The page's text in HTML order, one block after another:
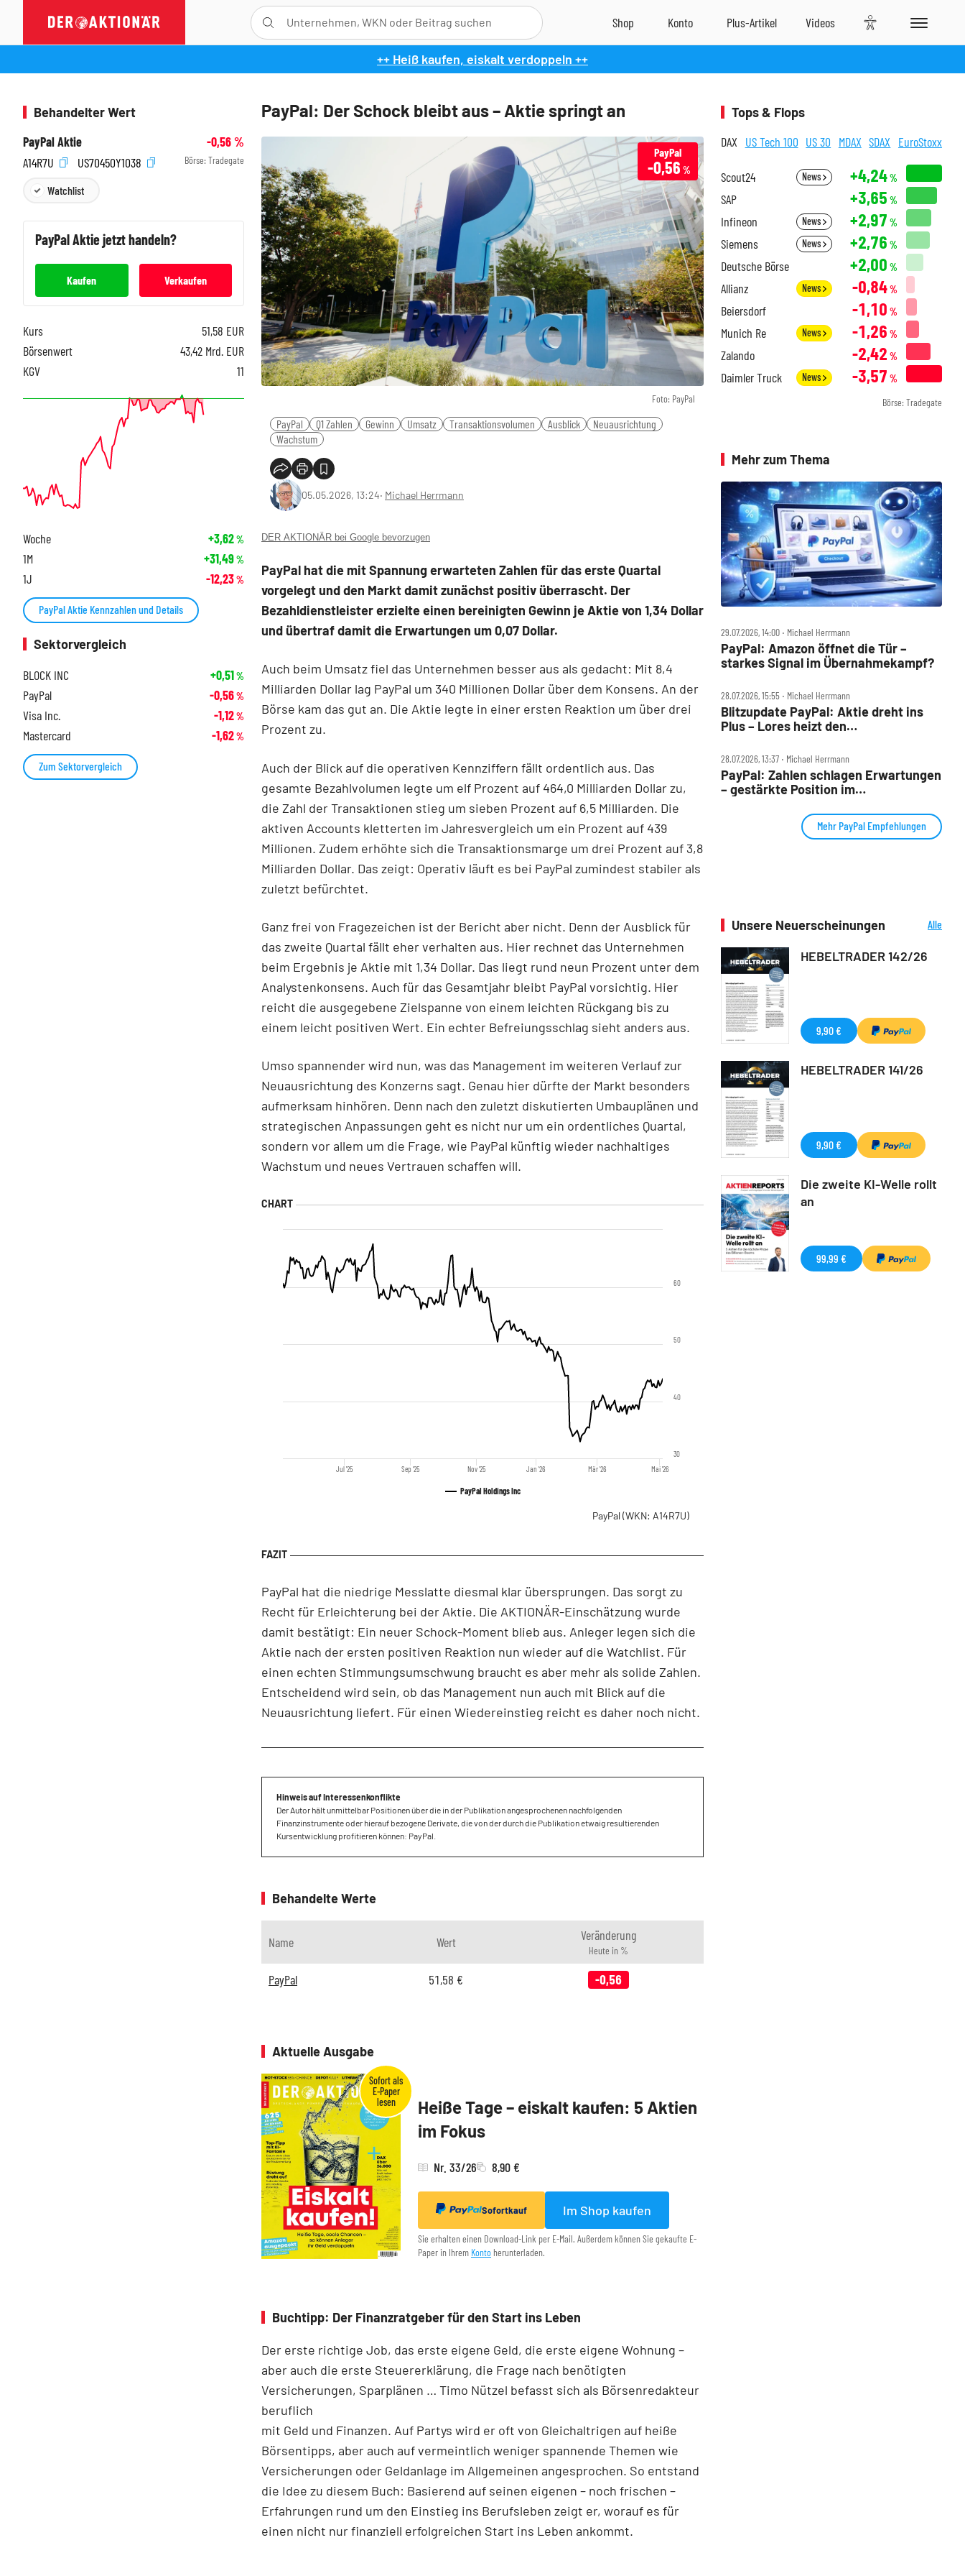
++ Heiß kaufen, eiskalt verdoppeln ++
PayPal: Der Schock bleibt aus – Aktie springt an
Foto: PayPal
PayPal
-0,56 %
PayPal Q1 Zahlen Gewinn Umsatz Transaktionsvolumen Ausblick
Neuausrichtung
Wachstum
05.05.2026, 13:24‧ Michael Herrmann
DER AKTIONÄR bei Google bevorzugen
PayPal hat die mit Spannung erwarteten Zahlen für das erste Quartal
vorgelegt und den Markt damit zunächst positiv überrascht. Der
Bezahldienstleister erzielte einen bereinigten Gewinn je Aktie von 1,34 Dollar
und übertraf damit die Erwartungen um 0,07 Dollar.
Auch beim Umsatz fiel das Unternehmen besser aus als gedacht: Mit 8,4
Milliarden Dollar lag PayPal um 340 Millionen Dollar über dem Konsens. An der
Börse kam das gut an. Die Aktie legte in einer ersten Reaktion um über drei
Prozent zu.
Auch der Blick auf die operativen Kennziffern fällt ordentlich aus. Das
gesamte Bezahlvolumen legte um elf Prozent auf 464,0 Milliarden Dollar zu,
die Zahl der Transaktionen stieg um sieben Prozent auf 6,5 Milliarden. Die
aktiven Accounts kletterten im Jahresvergleich um ein Prozent auf 439
Millionen. Zudem erhöhte sich die Transaktionsmarge um drei Prozent auf 3,8
Milliarden Dollar. Das zeigt: Operativ läuft es bei PayPal zumindest stabiler als
zuletzt befürchtet.
Ganz frei von Fragezeichen ist der Bericht aber nicht. Denn der Ausblick für
das zweite Quartal fällt eher verhalten aus. Hier rechnet das Unternehmen
beim Ergebnis je Aktie mit 1,34 Dollar. Das liegt rund neun Prozent unter dem
Analystenkonsens. Auch für das Gesamtjahr bleibt PayPal vorsichtig. Hier
reicht die ausgegebene Zielspanne von einem leichten Rückgang bis zu
einem leicht positiven Wert. Ein echter Befreiungsschlag sieht anders aus.
Umso spannender wird nun, was das Management im weiteren Verlauf zur
Neuausrichtung des Konzerns sagt. Genau hier dürfte der Markt besonders
aufmerksam hinhören. Denn nach den zuletzt diskutierten Umbauplänen und
strategischen Anpassungen geht es nicht nur um ein ordentliches Quartal,
sondern vor allem um die Frage, wie PayPal künftig wieder nachhaltiges
Wachstum und neues Vertrauen schaffen will.
PayPal Holdings Inc
Jul '25 Sep '25 Nov '25 Jan '26 Mär '26 Mai '26
30
40
50
60
PayPal(WKN: A14R7U)
PayPal hat die niedrige Messlatte diesmal klar übersprungen. Das sorgt zu
Recht für Erleichterung bei der Aktie. Die AKTIONÄR-Einschätzung wurde
damit bestätigt: Ein neuer Schock-Moment blieb aus. Anleger legen sich die
Aktie nach der ersten positiven Reaktion nun wieder auf die Watchlist. Für
einen echten Stimmungsumschwung braucht es aber mehr als solide Zahlen.
Entscheidend wird sein, ob das Management nun auch mit Blick auf die
Neuausrichtung liefert. Für einen Wiedereinstieg reicht es daher noch nicht.
Hinweis auf Interessenkonflikte
Der Autor hält unmittelbar Positionen über die in der Publikation angesprochenen nachfolgenden
Finanzinstrumente oder hierauf bezogene Derivate, die von der durch die Publikation etwaig resultierenden
Kursentwicklung profitieren können: PayPal.
Behandelte Werte
Name Wert Veränderung
Heute in %
PayPal 51,58 € -0,56
Aktuelle Ausgabe
Heiße Tage – eiskalt kaufen: 5 Aktien
im Fokus
Nr. 33/26 8,90 €
Sofortkauf Im Shop kaufen
Sie erhalten einen Download-Link per E-Mail. Außerdem können Sie gekaufte E-
Paper in Ihrem Konto herunterladen.
Buchtipp: Der Finanzratgeber für den Start ins Leben
Der erste richtige Job, das erste eigene Geld, die erste eigene Wohnung –
aber auch die erste Steuererklärung, die Frage nach benötigten
Versicherungen, Sparplänen … Timo Nützel befasst sich als Börsenredakteur
beruflich
mit Geld und Finanzen. Auf Partys wird er oft von Gleichaltrigen auf heiße
Börsentipps, aber auch auf vermeintlich weniger spannende Themen wie
Versicherungen oder Geldanlage im Allgemeinen angesprochen. So entstand
die Idee zu diesem Buch: Basierend auf seinen eigenen – noch frischen –
Erfahrungen rund um den Einstieg ins Berufsleben zeigt er, worauf es für
einen nicht nur finanziell erfolgreichen Start ins Leben ankommt.
Behandelter Wert
PayPal Aktie
-0,56%
A14R7U
US70450Y1038 Börse: Tradegate
Watchlist
PayPalAktie jetzt handeln?
Kaufen Verkaufen
Kurs 51,58 EUR
Börsenwert
43,42 Mrd. EUR
KGV
11
Woche +3,62%
1M +31,49%
1J -12,23%
PayPal Aktie Kennzahlen und Details
Sektorvergleich
BLOCK INC
+0,51%
PayPal -0,56%
Visa Inc. -1,12%
Mastercard -1,62%
Zum Sektorvergleich
Tops & Flops
DAX US Tech 100 US 30 MDAX SDAX EuroStoxx
Scout24 News +4,24%
SAP +3,65 %
Infineon News +2,97 %
Siemens News +2,76 %
Deutsche Börse +2,00 %
Allianz News -0,84%
Beiersdorf -1,10 %
Munich Re News -1,26 %
Zalando -2,42 %
Daimler Truck News -3,57 %
Börse: Tradegate
Mehr zum Thema
29.07.2026, 14:00 ‧ Michael Herrmann
PayPal: Amazon öffnet die Tür –
starkes Signal im Übernahmekampf?
28.07.2026, 15:55 ‧ Michael Herrmann
Blitzupdate PayPal: Aktie dreht ins
Plus – Lores heizt den
28.07.2026, 13:37 ‧ Michael Herrmann
PayPal: Zahlen schlagen Erwartungen
– gestärkte Position im
Mehr PayPal Empfehlungen
Unsere Neuerscheinungen
Alle
HEBELTRADER 142/26
9,90 €
HEBELTRADER 141/26
9,90 €
Die zweite KI-Welle rollt
an
99,99 €